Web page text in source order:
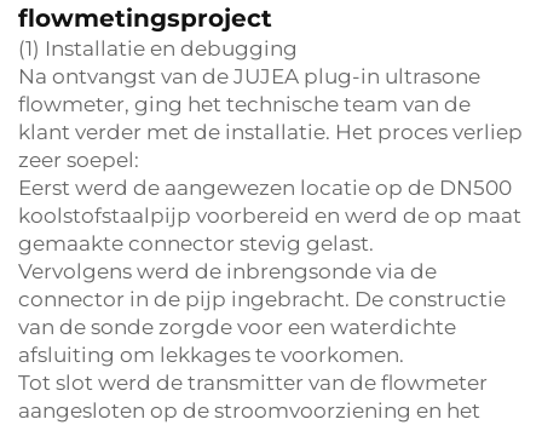
flowmetingsproject
(1) Installatie en debugging
Na ontvangst van de JUJEA plug-in ultrasone
flowmeter, ging het technische team van de
klant verder met de installatie. Het proces verliep
zeer soepel:
Eerst werd de aangewezen locatie op de DN500
koolstofstaalpijp voorbereid en werd de op maat
gemaakte connector stevig gelast.
Vervolgens werd de inbrengsonde via de
connector in de pijp ingebracht. De constructie
van de sonde zorgde voor een waterdichte
afsluiting om lekkages te voorkomen.
Tot slot werd de transmitter van de flowmeter
aangesloten op de stroomvoorziening en het